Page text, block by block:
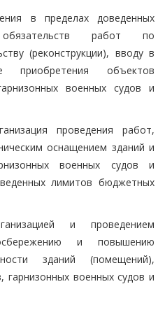
в пределах доведенных
работ по
(реконструкции), вводу в
приобретения объектов
военных судов и
проведения работ,
оснащением зданий и
военных судов и
лимитов бюджетных
и проведением
и повышению
зданий (помещений),
гарнизонных военных судов и